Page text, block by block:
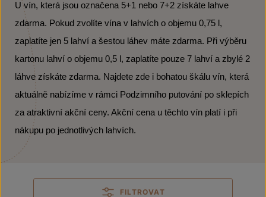
U vín, která jsou označena 5+1 nebo 7+2 získáte lahve
zdarma. Pokud zvolíte vína v lahvích o objemu 0,75 l,
zaplatíte jen 5 lahví a šestou láhev máte zdarma. Při výběru
kartonu lahví o objemu 0,5 l, zaplatíte pouze 7 lahví a zbylé 2
láhve získáte zdarma. Najdete zde i bohatou škálu vín, která
aktuálně nabízíme v rámci Podzimního putování po sklepích
za atraktivní akční ceny. Akční cena u těchto vín platí i při
nákupu po jednotlivých lahvích.
FILTROVAT